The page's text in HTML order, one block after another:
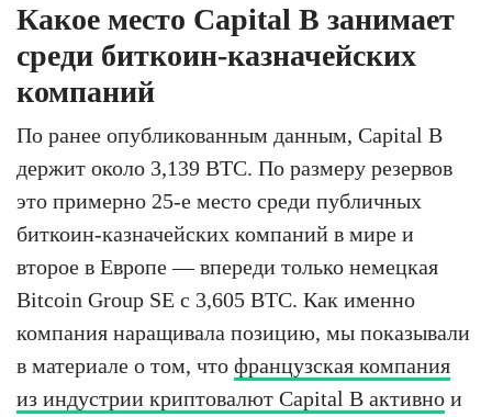
Какое место Capital B занимает
среди биткоин-казначейских
компаний
По ранее опубликованным данным, Capital B
держит около 3,139 BTC. По размеру резервов
это примерно 25-е место среди публичных
биткоин-казначейских компаний в мире и
второе в Европе — впереди только немецкая
Bitcoin Group SE с 3,605 BTC. Как именно
компания наращивала позицию, мы показывали
в материале о том, что французская компания
из индустрии криптовалют Capital B активно и